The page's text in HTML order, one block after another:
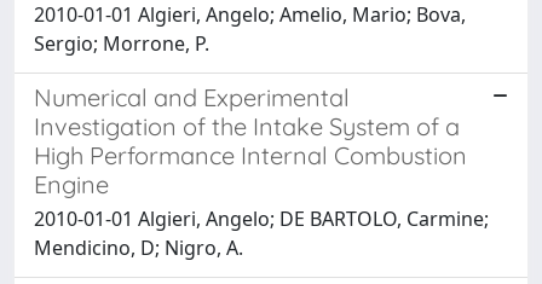
2010-01-01 Algieri, Angelo; Amelio, Mario; Bova,
Sergio; Morrone, P.
Numerical and Experimental
Investigation of the Intake System of a
High Performance Internal Combustion
Engine
2010-01-01 Algieri, Angelo; DE BARTOLO, Carmine;
Mendicino, D; Nigro, A.